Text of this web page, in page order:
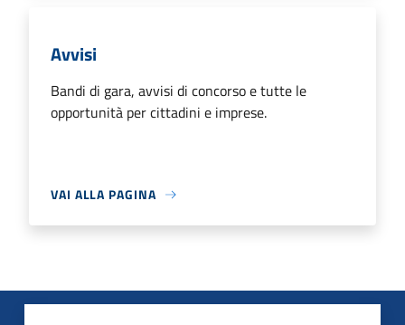
Avvisi
Bandi di gara, avvisi di concorso e tutte le
opportunità per cittadini e imprese.
VAI ALLA PAGINA